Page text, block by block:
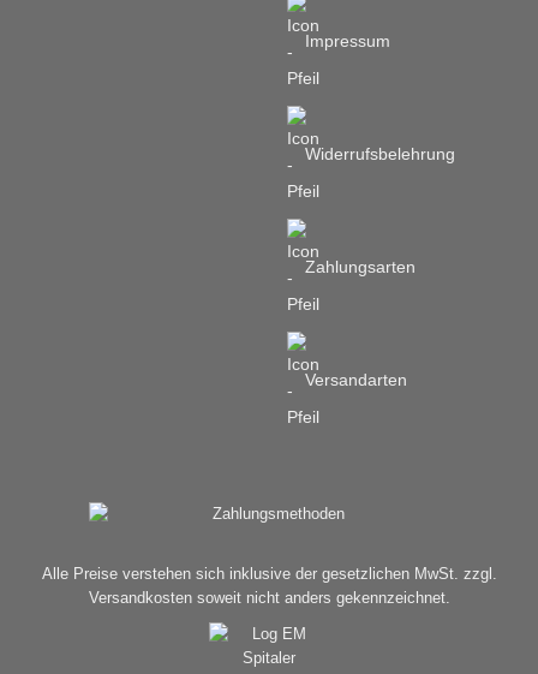
Impressum
Widerrufsbelehrung
Zahlungsarten
Versandarten
Alle Preise verstehen sich inklusive der gesetzlichen MwSt. zzgl.
Versandkosten soweit nicht anders gekennzeichnet.